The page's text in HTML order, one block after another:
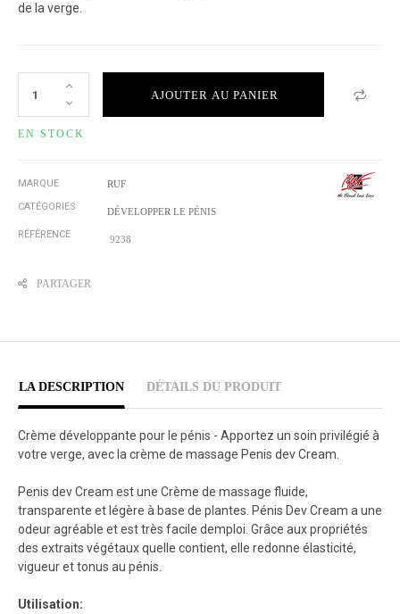
de la verge.
AJOUTER AU PANIER
EN STOCK
MARQUE RUF
CATÉGORIES DÉVELOPPER LE PÉNIS
RÉFÉRENCE 9238
PARTAGER
LA DESCRIPTION DÉTAILS DU PRODUIT
Crème développante pour le pénis - Apportez un soin privilégié à
votre verge, avec la crème de massage Penis dev Cream.
Penis dev Cream est une Crème de massage fluide,
transparente et légère à base de plantes. Pénis Dev Cream a une
odeur agréable et est très facile demploi. Grâce aux propriétés
des extraits végétaux quelle contient, elle redonne élasticité,
vigueur et tonus au pénis.
Utilisation: